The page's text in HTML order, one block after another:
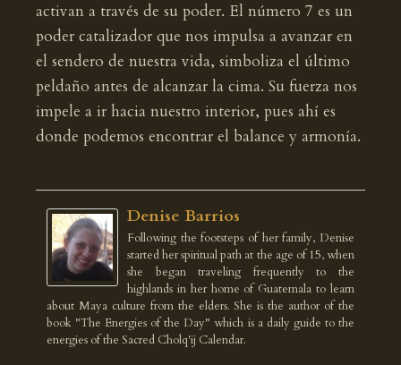
activan a través de su poder. El número 7 es un
poder catalizador que nos impulsa a avanzar en
el sendero de nuestra vida, simboliza el último
peldaño antes de alcanzar la cima. Su fuerza nos
impele a ir hacia nuestro interior, pues ahí es
donde podemos encontrar el balance y armonía.
Denise Barrios
Following the footsteps of her family, Denise
started her spiritual path at the age of 15, when
she began traveling frequently to the
highlands in her home of Guatemala to learn
about Maya culture from the elders. She is the author of the
book "The Energies of the Day" which is a daily guide to the
energies of the Sacred Cholq'ij Calendar.